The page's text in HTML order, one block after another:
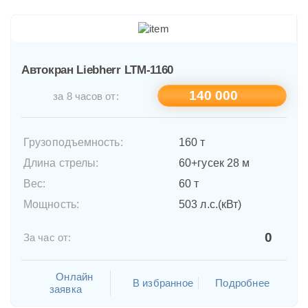
Автокран Liebherr LTM-1160
за 8 часов от: 140 000
Грузоподъемность:
160 т
Длина стрелы:
60+гусек 28 м
Вес:
60 т
Мощность:
503 л.с.(кВт)
За час от: 0
Онлайн
заявка
В избранное Подробнее